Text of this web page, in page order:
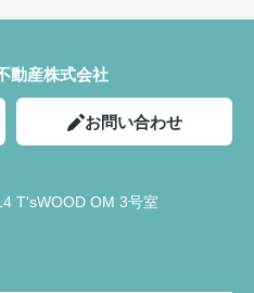
動産株式会社
お問い合わせ
T'sWOOD OM 3号室